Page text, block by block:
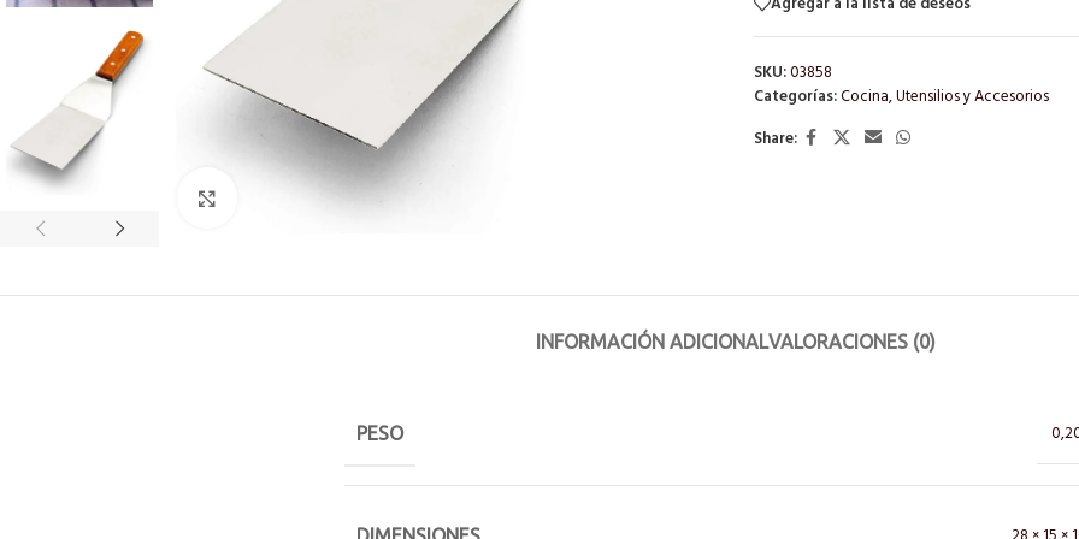
Click to enlarge
SKU:03858
Categorías:Cocina,Utensilios y Accesorios
Share:
INFORMACIÓN ADICIONALVALORACIONES (0)
PESO